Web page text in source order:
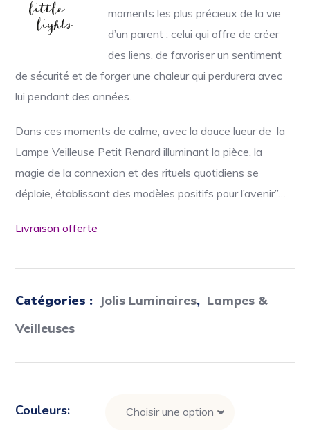
moments les plus précieux de la vie
d’un parent : celui qui offre de créer
des liens, de favoriser un sentiment
de sécurité et de forger une chaleur qui perdurera avec
lui pendant des années.
Dans ces moments de calme, avec la douce lueur de la
Lampe Veilleuse Petit Renard illuminant la pièce, la
magie de la connexion et des rituels quotidiens se
déploie, établissant des modèles positifs pour l’avenir”…
Livraison offerte
Catégories : Jolis Luminaires, Lampes &
Veilleuses
Couleurs